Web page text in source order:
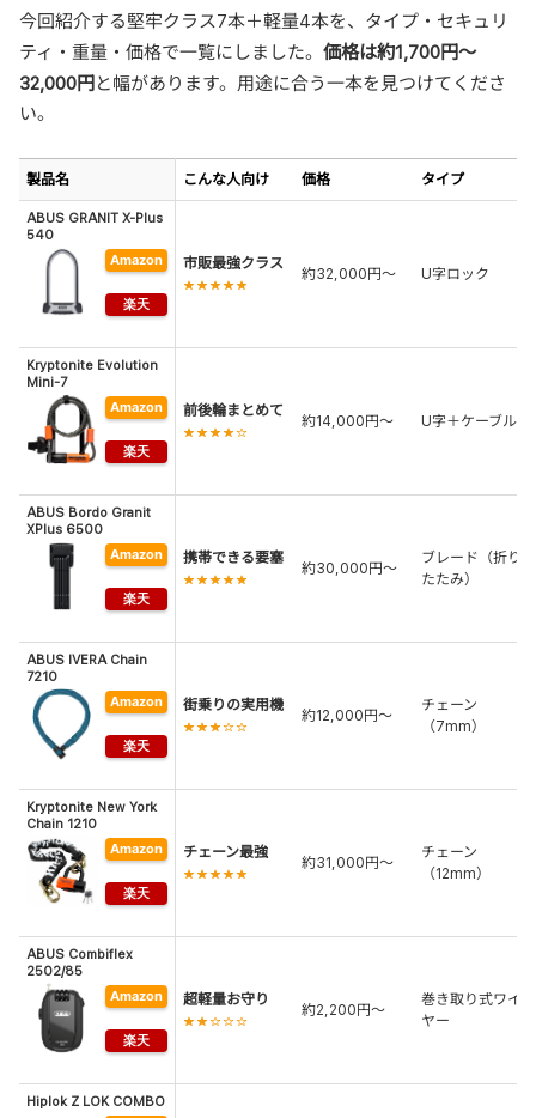
今回紹介する堅牢クラス7本＋軽量4本を、タイプ・セキュリ
ティ・重量・価格で一覧にしました。 価格は約1,700円〜
32,000円 と幅があります。用途に合う一本を見つけてくださ
い。
製品名 こんな人向け 価格 タイプ
ABUS GRANIT X-Plus
540
市販最強クラス
★★★★★
約32,000円〜 U字ロック
Kryptonite Evolution
Mini-7
前後輪まとめて
★★★★☆
約14,000円〜 U字＋ケーブル
ABUS Bordo Granit
XPlus 6500
携帯できる要塞
★★★★★
約30,000円〜
ブレード（折り
たたみ）
ABUS IVERA Chain
7210
街乗りの実用機
★★★☆☆
約12,000円〜
チェーン
（7mm）
Kryptonite New York
Chain 1210
チェーン最強
★★★★★
約31,000円〜
チェーン
（12mm）
ABUS Combiflex
2502/85
超軽量お守り
★★☆☆☆
約2,200円〜
巻き取り式ワイ
ヤー
Hiplok Z LOK COMBO